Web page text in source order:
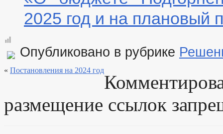
Порядок рассмотрения обращений
Регламент рассмотрения обращений
2025 год и на плановый
Опубликовано в рубрике
« Постановления на 2024 год
размещение ссылок